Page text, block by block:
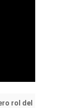
rol del